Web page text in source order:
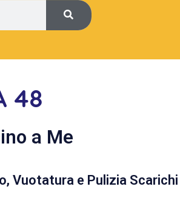
48
a Me
Vuotatura e Pulizia